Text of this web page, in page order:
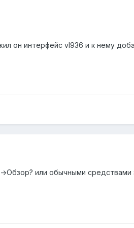
он интерфейс vl936 и к нему
или обычными средствами